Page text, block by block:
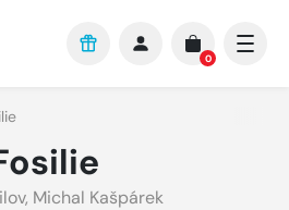
0
, Michal Kašpárek